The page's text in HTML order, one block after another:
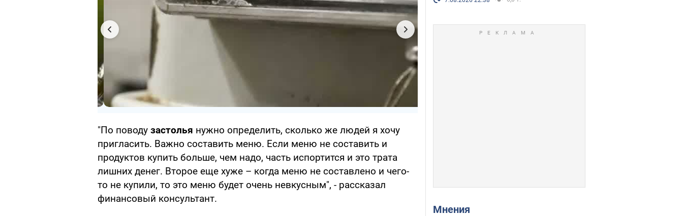
"По поводу застолья нужно определить, сколько же людей я хочу
пригласить. Важно составить меню. Если меню не составить и
продуктов купить больше, чем надо, часть испортится и это трата
лишних денег. Второе еще хуже – когда меню не составлено и чего-
то не купили, то это меню будет очень невкусным", - рассказал
финансовый консультант.
Мнения